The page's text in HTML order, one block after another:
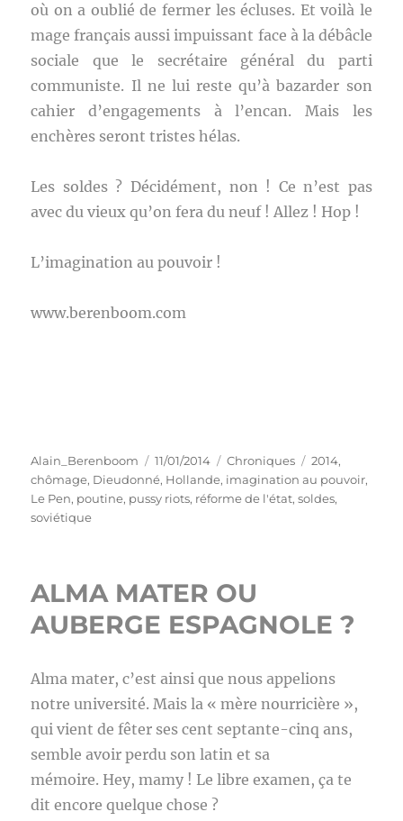
où on a oublié de fermer les écluses. Et voilà le
mage français aussi impuissant face à la débâcle
sociale que le secrétaire général du parti
communiste. Il ne lui reste qu’à bazarder son
cahier d’engagements à l’encan. Mais les
enchères seront tristes hélas.
Les soldes ? Décidément, non ! Ce n’est pas
avec du vieux qu’on fera du neuf ! Allez ! Hop !
L’imagination au pouvoir !
www.berenboom.com
Auteur
Alain_Berenboom
Publié
le
11/01/2014 Catégories
Chroniques Étiquettes
2014,
chômage, Dieudonné, Hollande, imagination au pouvoir,
Le Pen, poutine, pussy riots, réforme de l'état,soldes,
soviétique
ALMA MATER OU
AUBERGE ESPAGNOLE ?
Alma mater, c’est ainsi que nous appelions
notre université. Mais la « mère nourricière »,
qui vient de fêter ses cent septante-cinq ans,
semble avoir perdu son latin et sa
mémoire. Hey, mamy ! Le libre examen, ça te
dit encore quelque chose ?